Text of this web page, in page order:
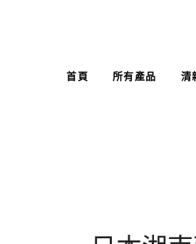
首頁 所有產品 清